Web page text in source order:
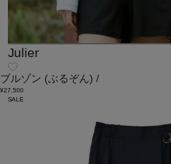
Julier
ブルゾン (ぶるぞん) /
¥27,500
SALE